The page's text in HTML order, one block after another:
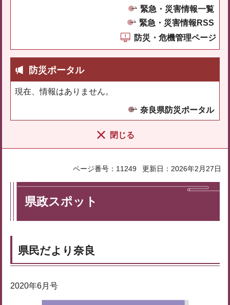
緊急・災害情報一覧
緊急・災害情報RSS
防災・危機管理ページ
防災ポータル
現在、情報はありません。
奈良県防災ポータル
閉じる
ページ番号：11249 更新日：2026年2月27日
県政スポット
県民だより奈良
2020年6月号